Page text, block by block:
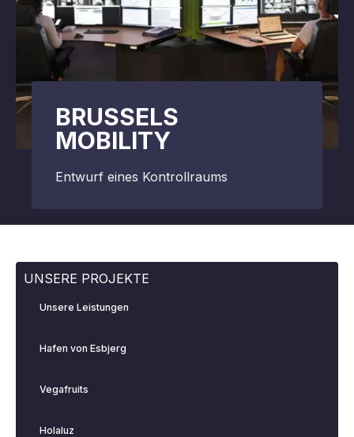
BRUSSELS
MOBILITY
Entwurf eines Kontrollraums
UNSERE PROJEKTE
Unsere Leistungen
Hafen von Esbjerg
Vegafruits
Holaluz